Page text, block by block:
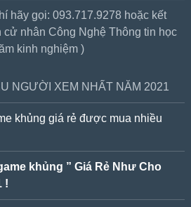
hãy gọi: 093.717.9278 hoặc kết
cử nhân Công Nghệ Thông tin học
kinh nghiệm )
NGƯỜI XEM NHẤT NĂM 2021
khủng giá rẻ được mua nhiều
khủng ” Giá Rẻ Như Cho
!